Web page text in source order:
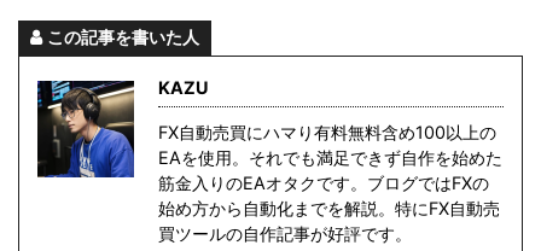
この記事を書いた人
KAZU
FX自動売買にハマり有料無料含め100以上の
EAを使用。それでも満足できず自作を始めた
筋金入りのEAオタクです。ブログではFXの
始め方から自動化までを解説。特にFX自動売
買ツールの自作記事が好評です。